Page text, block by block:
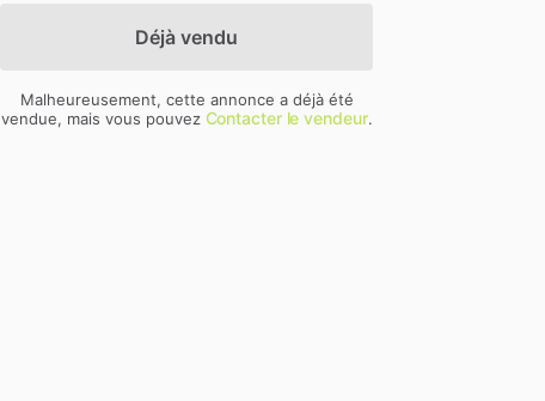
Déjà vendu
Malheureusement, cette annonce a déjà été
vendue, mais vous pouvez Contacter le vendeur.